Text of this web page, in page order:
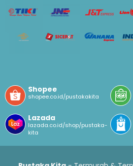
Shopee
shopee.co.id/pustakakita
Lazada
lazada.co.id/shop/pustaka-
kita